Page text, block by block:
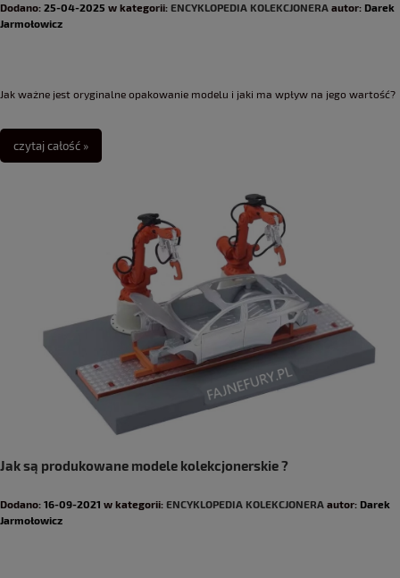
Dodano: 25-04-2025 w kategorii: ENCYKLOPEDIA KOLEKCJONERA autor: Darek
Jarmołowicz
Jak ważne jest oryginalne opakowanie modelu i jaki ma wpływ na jego wartość?
czytaj całość »
Jak są produkowane modele kolekcjonerskie ?
Dodano: 16-09-2021 w kategorii: ENCYKLOPEDIA KOLEKCJONERA autor: Darek
Jarmołowicz